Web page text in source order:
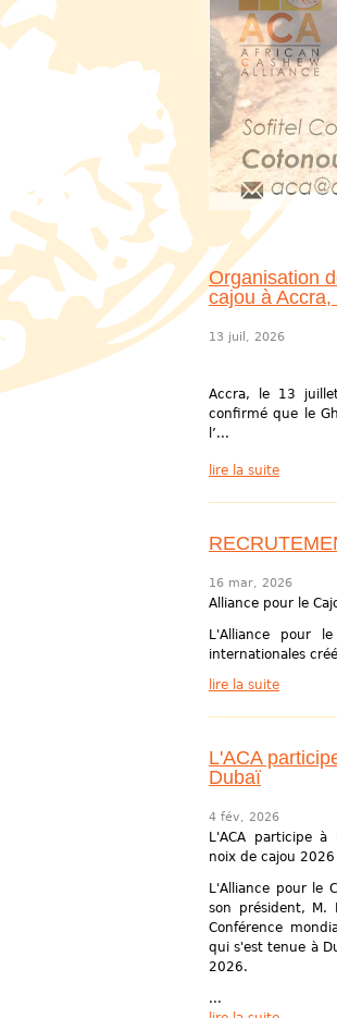
Organisation
cajou à
13 juil, 2026
Accra, le 13
confirmé que le
l’...
lire la suite
16 mar, 2026
Alliance pour le
L'Alliance pour
internationales
lire la suite
L'ACA
Dubaï
4 fév, 2026
L'ACA participe
noix de cajou
L'Alliance pour le
son président, M.
Conférence
qui s'est tenue à
2026.
...